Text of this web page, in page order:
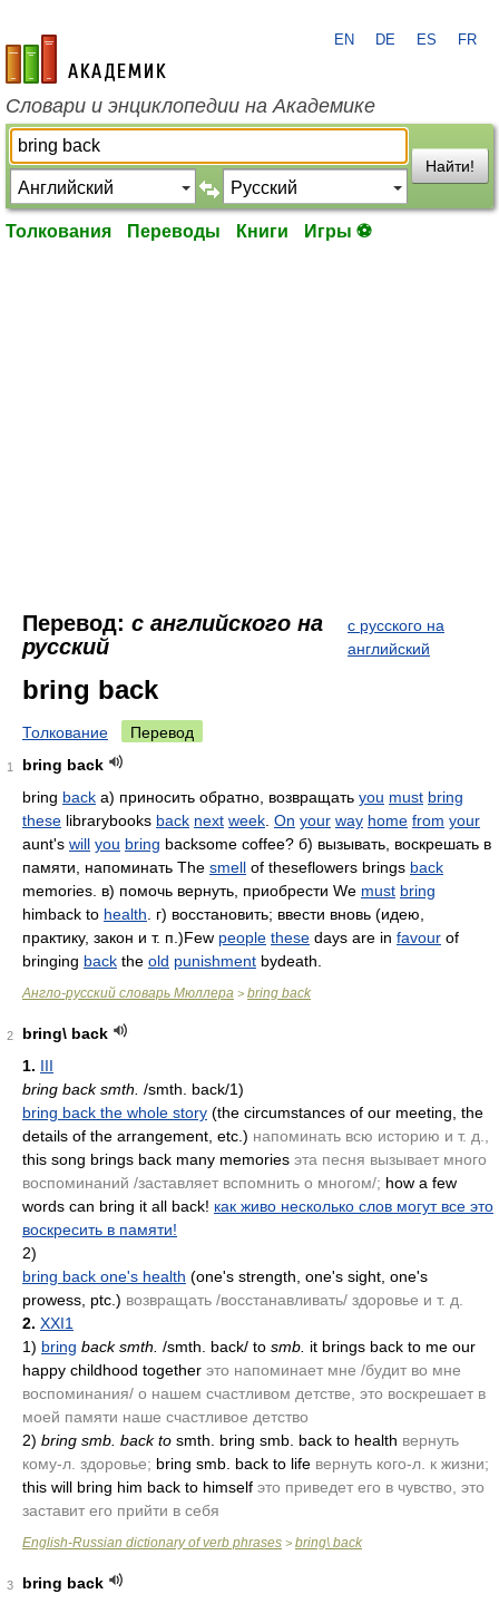
academic.ru
EN DE ES FR
Словари и энциклопедии на Академике
Найти!
Толкования Переводы Книги Игры ⚽
Перевод: с английского на
русский
с русского на
английский
bring back
Толкование Перевод
1
bring back
bring back а) приносить обратно, возвращать you must bring
these librarybooks back next week On your way home from your
aunt's will you bring backsome coffee? б) вызывать, воскрешать в
памяти, напоминать The smell of theseflowers brings back
memories. в) помочь вернуть, приобрести We must bring
himback to health . г) восстановить; ввести вновь (идею,
практику, закон и т. п.)Few people these days are in favour of
bringing back the old punishment bydeath.
Англо-русский словарь Мюллера > bring back
2
bring\ back
1. III
bring back smth. /smth. back/1)
bring back the whole story (the circumstances of our meeting, the
details of the arrangement, etc.) напоминать всю историю и т. д.,
this song brings back many memories эта песня вызывает много
воспоминаний /заставляет вспомнить о многом/; how a few
words can bring it all back! как живо несколько слов могут все это
воскресить в памяти!
2)
bring back one's health (one's strength, one's sight, one's
prowess, ptc.) возвращать /восстанавливать/ здоровье и т. д.
2. XXI1
1) bring back smth. /smth. back/ to smb. it brings back to me our
happy childhood together это напоминает мне /будит во мне
воспоминания/ о нашем счастливом детстве, это воскрешает в
моей памяти наше счастливое детство
2) bring smb. back to smth. bring smb. back to health вернуть
кому-л. здоровье; bring smb. back to life вернуть кого-л. к жизни;
this will bring him back to himself это приведет его в чувство, это
заставит его прийти в себя
English-Russian dictionary of verb phrases > bring\ back
3 bring back